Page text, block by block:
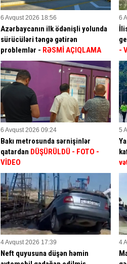
6 Avqust 2026 18:56
Azərbaycanın ilk ödənişli yolunda
sürücüləri təngə gətirən
problemlər - RƏSMİ AÇIQLAMA
6
-
6 Avqust 2026 09:24
Bakı metrosunda sərnişinlər
qatardan DÜŞÜRÜLDÜ - FOTO -
VİDEO
5
4 Avqust 2026 17:39
Neft quyusuna düşən həmin
4